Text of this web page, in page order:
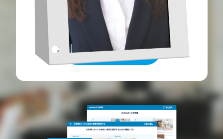
RURAのデモを体験したい
お問い合わせ